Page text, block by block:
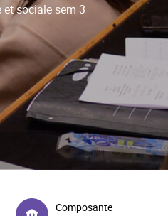
sociale sem 3
Composante